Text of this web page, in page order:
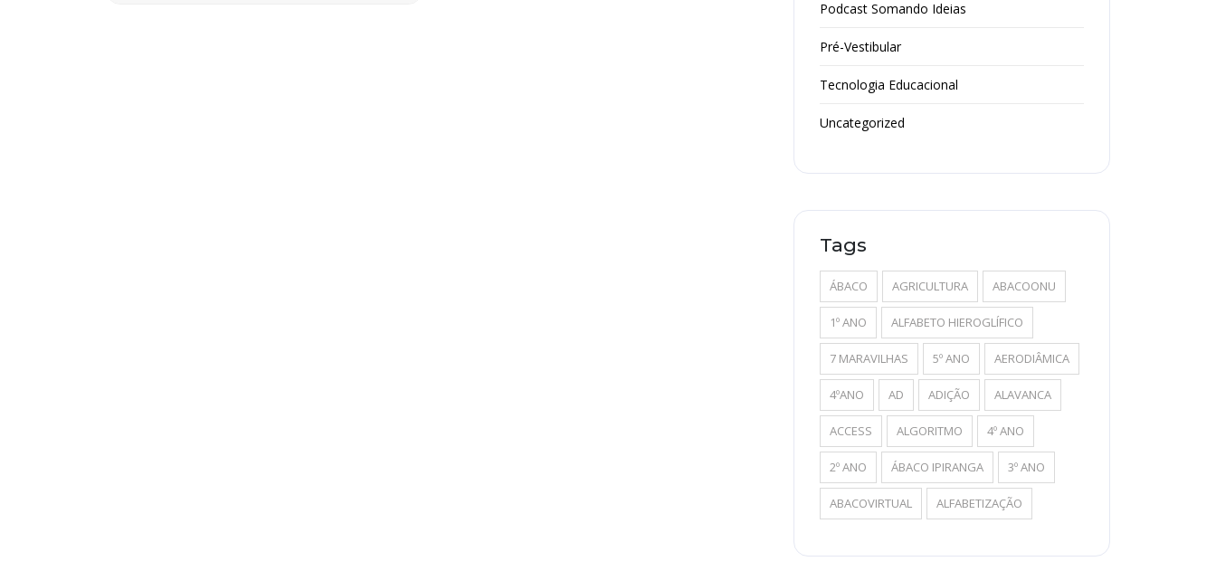
Podcast Somando Ideias
Pré-Vestibular
Tecnologia Educacional
Uncategorized
Tags
ÁBACO AGRICULTURA ABACOONU
1º ANO ALFABETO HIEROGLÍFICO
7 MARAVILHAS 5º ANO AERODIÂMICA
4ºANO AD ADIÇÃO ALAVANCA
ACCESS ALGORITMO 4º ANO
2º ANO ÁBACO IPIRANGA 3º ANO
ABACOVIRTUAL ALFABETIZAÇÃO